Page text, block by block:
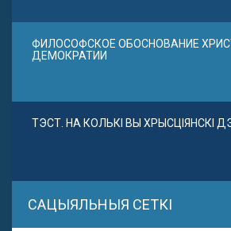
ФИЛОСОФСКОЕ ОБОСНОВАНИЕ
ДЕМОКРАТИИ
ТЭСТ. НА КОЛЬКІ ВЫ ХРЫСЦІЯНСКІ
САЦЫЯЛЬНЫЯ СЕТКІ